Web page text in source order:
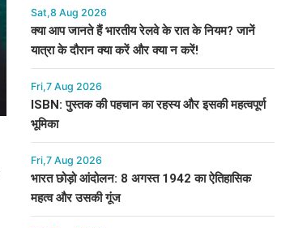
Sat,8 Aug 2026
क्या आप जानते हैं भारतीय रेलवे के रात के नियम? जानें
यात्रा के दौरान क्या करें और क्या न करें!
Fri,7 Aug 2026
ISBN: पुस्तक की पहचान का रहस्य और इसकी महत्वपूर्ण
भूमिका
Fri,7 Aug 2026
भारत छोड़ो आंदोलन: 8 अगस्त 1942 का ऐतिहासिक
महत्व और उसकी गूंज